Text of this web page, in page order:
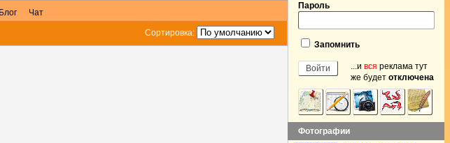
Блог
Чат
Сортировка:
Пароль
Запомнить
...и вся реклама тут
же будет отключена
Фотографии